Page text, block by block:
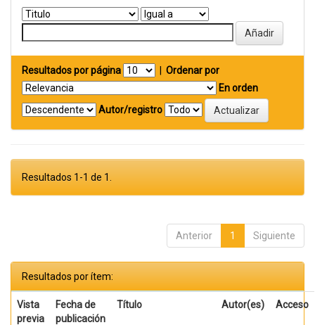
Resultados por página
Ordenar por
En orden
Autor/registro
Resultados 1-1 de 1.
Anterior 1 Siguiente
Resultados por ítem:
Vista
previa
Fecha de
publicación
Título Autor(es) Acceso